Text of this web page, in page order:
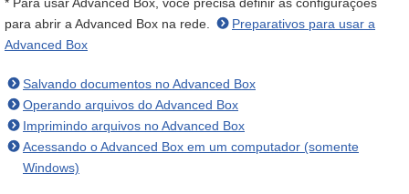
para abrir a Advanced Box na rede.
Preparativos para usar a
Advanced Box
Salvando documentos no Advanced Box
Operando arquivos do Advanced Box
Imprimindo arquivos no Advanced Box
Acessando o Advanced Box em um computador (somente
Windows)